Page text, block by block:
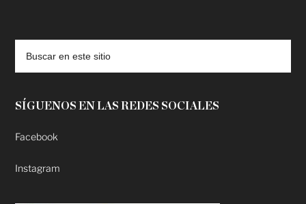
SÍGUENOS EN LAS REDES SOCIALES
Facebook
Instagram